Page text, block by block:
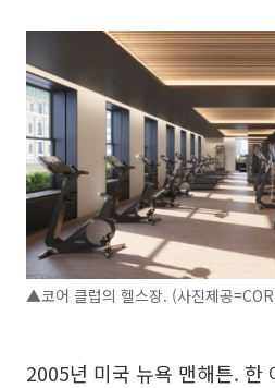
▲코어 클럽의 헬스장. (사진제공
2005년 미국 뉴욕 맨해튼. 한